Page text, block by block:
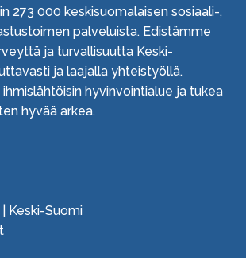
273 000 keskisuomalaisen sosiaali-,
palveluista. Edistämme
ja turvallisuutta Keski-
ja laajalla yhteistyöllä.
hyvinvointialue ja tukea
hyvää arkea.
Keski-Suomi